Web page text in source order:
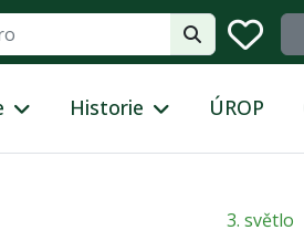
Historie ÚROP
3. světlo